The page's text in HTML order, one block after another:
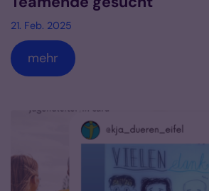
21. Feb. 2025
mehr